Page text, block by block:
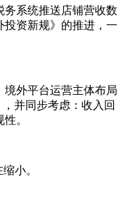
务系统推送店铺营收数
资新规》的推进，一
外平台运营主体布局
并同步考虑：收入回
。
小。